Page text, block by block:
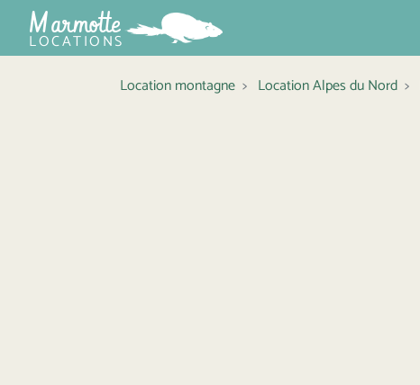
Marmotte
LOCATIONS
Location montagne Location Alpes du Nord